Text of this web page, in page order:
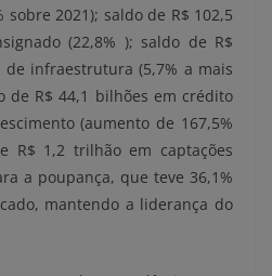
2021); saldo de R$ 102,5
(22,8% ); saldo de R$
infraestrutura (5,7% a mais
de R$ 44,1 bilhões em crédito
(aumento de 167,5%
R$ 1,2 trilhão em captações
a poupança, que teve 36,1%
mantendo a liderança do